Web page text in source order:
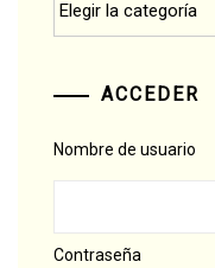
ACCEDER
Nombre de usuario
Contraseña